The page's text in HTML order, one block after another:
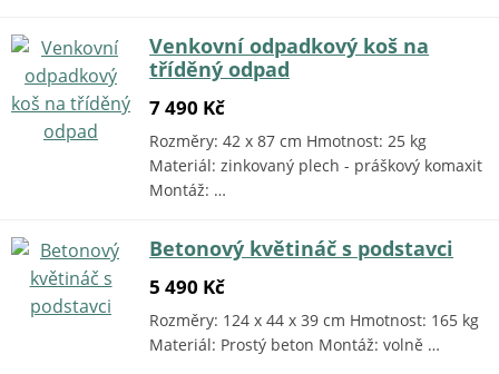
Venkovní odpadkový koš na
tříděný odpad
7 490 Kč
Rozměry: 42 x 87 cm Hmotnost: 25 kg
Materiál: zinkovaný plech - práškový komaxit
Montáž: …
Betonový květináč s podstavci
5 490 Kč
Rozměry: 124 x 44 x 39 cm Hmotnost: 165 kg
Materiál: Prostý beton Montáž: volně …